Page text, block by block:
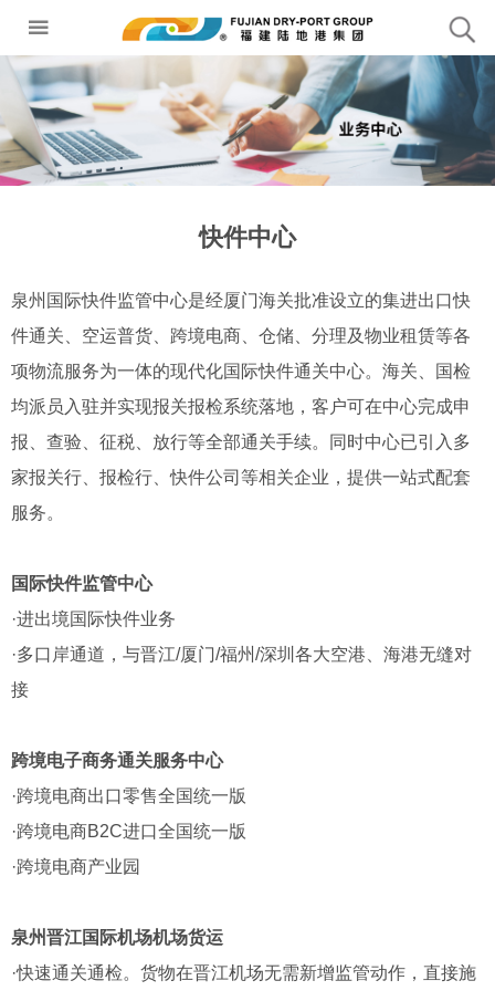
快件中心
泉州国际快件监管中心是经厦门海关批准设立的集进出口快
件通关、空运普货、跨境电商、仓储、分理及物业租赁等各
项物流服务为一体的现代化国际快件通关中心。海关、国检
均派员入驻并实现报关报检系统落地，客户可在中心完成申
报、查验、征税、放行等全部通关手续。同时中心已引入多
家报关行、报检行、快件公司等相关企业，提供一站式配套
服务。
国际快件监管中心
·进出境国际快件业务
·多口岸通道，与晋江/厦门/福州/深圳各大空港、海港无缝对
接
跨境电子商务通关服务中心
·跨境电商出口零售全国统一版
·跨境电商B2C进口全国统一版
·跨境电商产业园
泉州晋江国际机场机场货运
·快速通关通检。货物在晋江机场无需新增监管动作，直接施